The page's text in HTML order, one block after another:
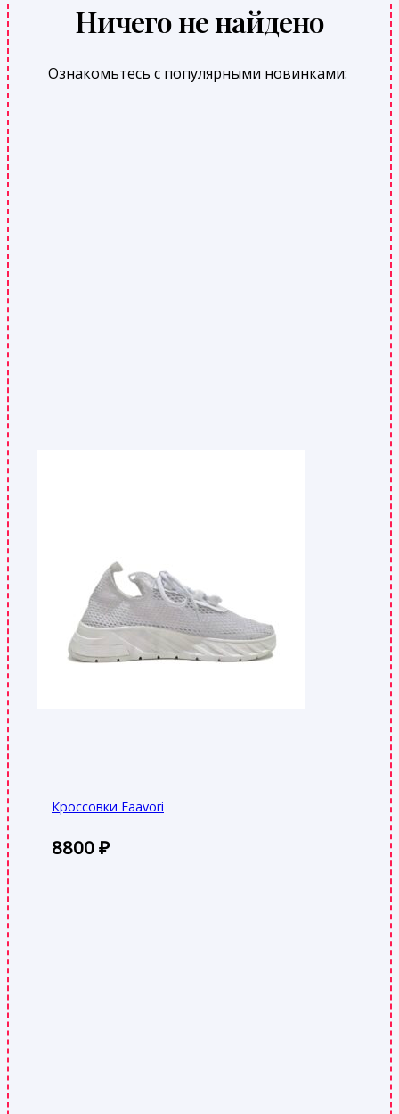
Ничего не найдено
Ознакомьтесь с популярными новинками:
Кроссовки Faavori
8800₽